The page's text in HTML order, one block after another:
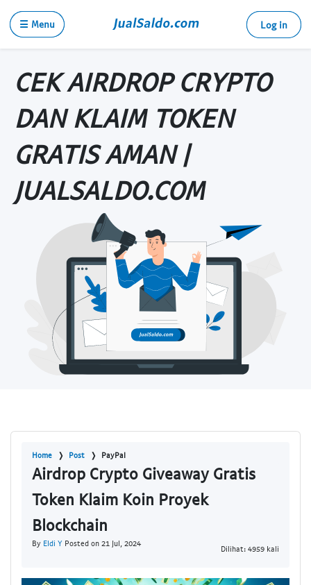
☰ Menu Log in
CEK AIRDROP CRYPTO
DAN KLAIM TOKEN
GRATIS AMAN |
JUALSALDO.COM
Home Post PayPal
Airdrop Crypto Giveaway Gratis
Token Klaim Koin Proyek
Blockchain
By Eldi Y Posted on 21 Jul, 2024
Dilihat: 4959 kali